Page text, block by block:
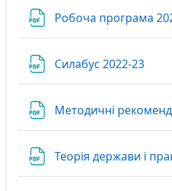
Робоча програма
Силабус 2022-23
Методичні
Теорія держави і